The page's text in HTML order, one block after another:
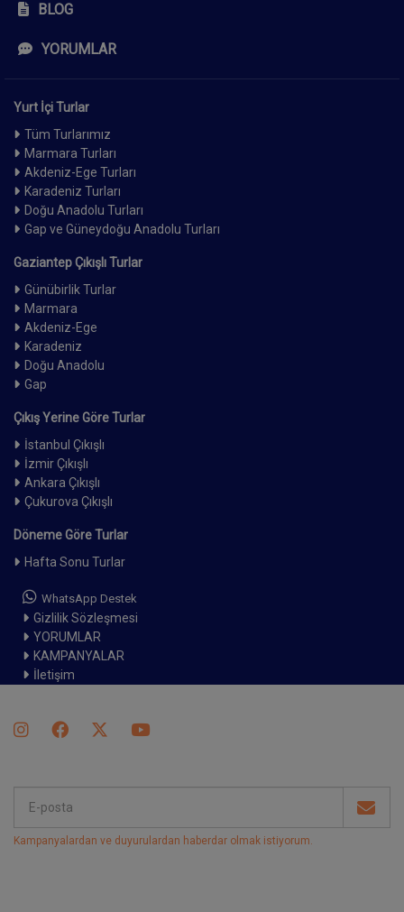
BLOG
YORUMLAR
Yurt İçi Turlar
Tüm Turlarımız
Marmara Turları
Akdeniz-Ege Turları
Karadeniz Turları
Doğu Anadolu Turları
Gap ve Güneydoğu Anadolu Turları
Gaziantep Çıkışlı Turlar
Günübirlik Turlar
Marmara
Akdeniz-Ege
Karadeniz
Doğu Anadolu
Gap
Çıkış Yerine Göre Turlar
İstanbul Çıkışlı
İzmir Çıkışlı
Ankara Çıkışlı
Çukurova Çıkışlı
Döneme Göre Turlar
Hafta Sonu Turlar
WhatsApp Destek
Gizlilik Sözleşmesi
YORUMLAR
KAMPANYALAR
İletişim
Kampanyalardan ve duyurulardan haberdar olmak istiyorum.